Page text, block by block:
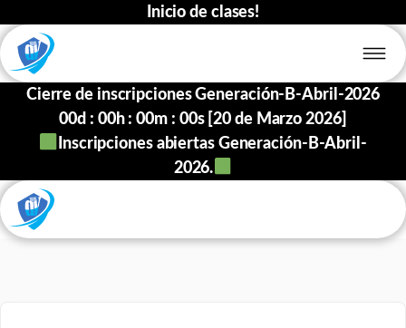
Inicio de clases!
Cierre de inscripciones Generación-B-Abril-2026
00d : 00h :00m : 00s [20 de Marzo 2026]
Inscripciones abiertas Generación-B-Abril-
2026.